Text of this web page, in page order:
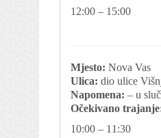
12:00 – 15:00
Mjesto: Nova Vas
Ulica: dio ulice
Napomena: – u
Očekivano
10:00 – 11:30